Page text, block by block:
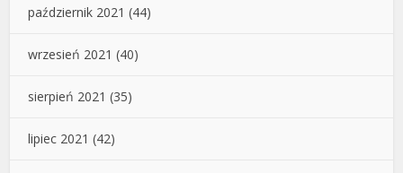
październik 2021 (44)
wrzesień 2021 (40)
sierpień 2021 (35)
lipiec 2021 (42)